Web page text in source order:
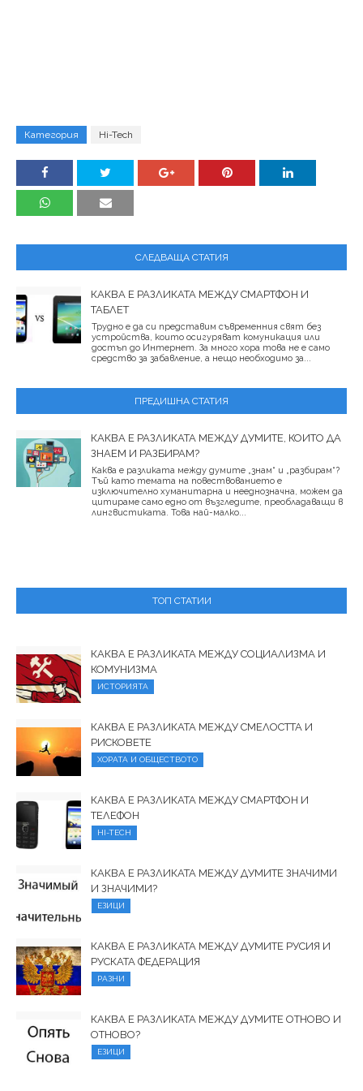
Категория Hi-Tech
СЛЕДВАЩА СТАТИЯ
КАКВА Е РАЗЛИКАТА МЕЖДУ СМАРТФОН И
ТАБЛЕТ
Трудно е да си представим съвременния свят без
устройства, които осигуряват комуникация или
достъп до Интернет. За много хора това не е само
средство за забавление, а нещо необходимо за...
ПРЕДИШНА СТАТИЯ
КАКВА Е РАЗЛИКАТА МЕЖДУ ДУМИТЕ, КОИТО ДА
ЗНАЕМ И РАЗБИРАМ?
Каква е разликата между думите „знам“ и „разбирам“?
Тъй като темата на повествованието е
изключително хуманитарна и нееднозначна, можем да
цитираме само едно от възгледите, преобладаващи в
лингвистиката. Това най-малко...
ТОП СТАТИИ
КАКВА Е РАЗЛИКАТА МЕЖДУ СОЦИАЛИЗМА И
КОМУНИЗМА
ИСТОРИЯТА
КАКВА Е РАЗЛИКАТА МЕЖДУ СМЕЛОСТТА И
РИСКОВЕТЕ
ХОРАТА И ОБЩЕСТВОТО
КАКВА Е РАЗЛИКАТА МЕЖДУ СМАРТФОН И
ТЕЛЕФОН
HI-TECH
КАКВА Е РАЗЛИКАТА МЕЖДУ ДУМИТЕ ЗНАЧИМИ
И ЗНАЧИМИ?
ЕЗИЦИ
КАКВА Е РАЗЛИКАТА МЕЖДУ ДУМИТЕ РУСИЯ И
РУСКАТА ФЕДЕРАЦИЯ
РАЗНИ
КАКВА Е РАЗЛИКАТА МЕЖДУ ДУМИТЕ ОТНОВО И
ОТНОВО?
ЕЗИЦИ